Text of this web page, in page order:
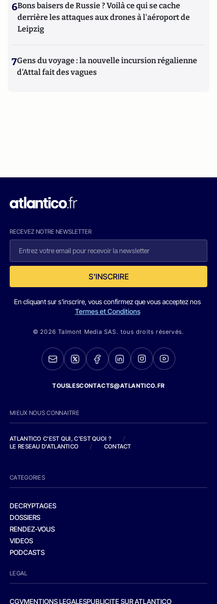
6Bons baisers de Russie ? Voilà ce qui se cache
derrière les attaques aux drones à l'aéroport de
Leipzig
7Gens du voyage : la nouvelle incursion régalienne
d'Attal fait des vagues
RECEVEZ NOTRE NEWSLETTER
S'INSCRIRE
En cliquant sur s'inscrire, vous confirmez que vous acceptez nos
Termes et Conditions
© 2026 Talmont Media SAS. tous droits réservés.
TOUSLESCONTACTS@ATLANTICO.FR
MIEUX NOUS CONNAITRE
ATLANTICO C'EST QUI, C'EST QUOI ?
/
LE RESEAU D'ATLANTICO
/ CONTACT
CATEGORIES
DECRYPTAGES
DOSSIERS
RENDEZ-VOUS
VIDEOS
PODCASTS
LEGAL
CGVMENTIONS LEGALESPUBLICITE SUR ATLANTICO